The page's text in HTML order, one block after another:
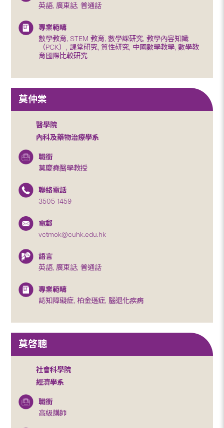
英語, 廣東話, 普通話
專業範疇
數學教育, STEM 教育, 數學課研究, 教學內容知識
（PCK）, 課堂研究, 質性研究, 中國數學教學, 數學教
育國際比較研究
莫仲棠
醫學院
內科及藥物治療學系
職銜
莫慶堯醫學教授
聯絡電話
3505 1459
電郵
vctmok@cuhk.edu.hk
語言
英語, 廣東話, 普通話
專業範疇
認知障礙症, 柏金遜症, 腦退化疾病
莫啓聰
社會科學院
經濟學系
職銜
高級講師